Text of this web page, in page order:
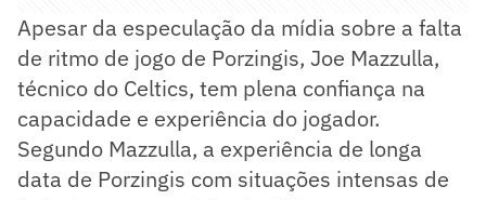
Apesar da especulação da mídia sobre a falta
de ritmo de jogo de Porzingis, Joe Mazzulla,
técnico do Celtics, tem plena confiança na
capacidade e experiência do jogador.
Segundo Mazzulla, a experiência de longa
data de Porzingis com situações intensas de